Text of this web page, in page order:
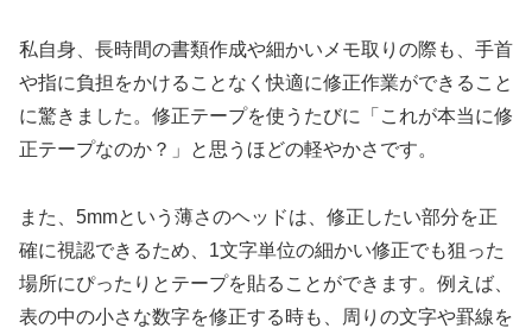
私自身、長時間の書類作成や細かいメモ取りの際も、手首
や指に負担をかけることなく快適に修正作業ができること
に驚きました。修正テープを使うたびに「これが本当に修
正テープなのか？」と思うほどの軽やかさです。
また、5mmという薄さのヘッドは、修正したい部分を正
確に視認できるため、1文字単位の細かい修正でも狙った
場所にぴったりとテープを貼ることができます。例えば、
表の中の小さな数字を修正する時も、周りの文字や罫線を